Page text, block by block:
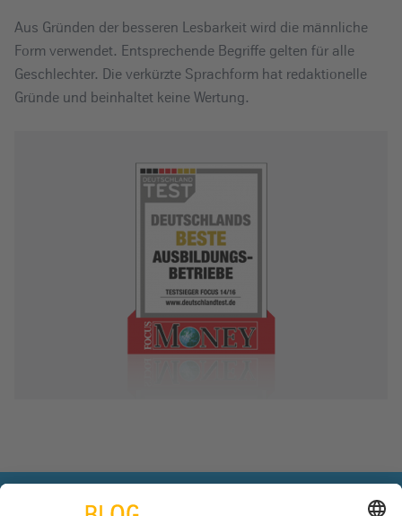
Aus Gründen der besseren Lesbarkeit wird die männliche
Form verwendet. Entsprechende Begriffe gelten für alle
Geschlechter. Die verkürzte Sprachform hat redaktionelle
Gründe und beinhaltet keine Wertung.